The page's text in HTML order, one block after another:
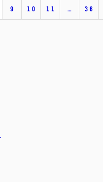
9 10 11 … 36